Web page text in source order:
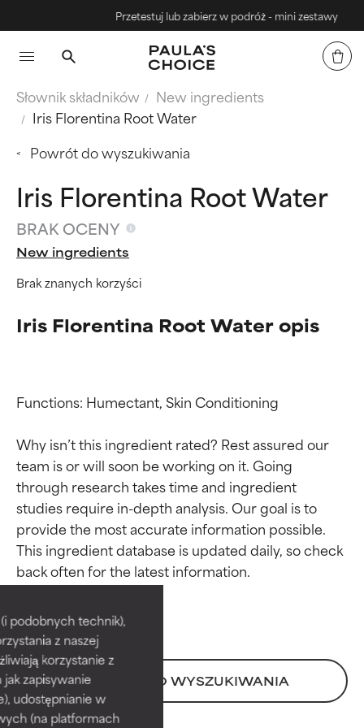
podobnych technik),
z naszej
korzystanie z
zapisywanie
udostępnianie w
(na platformach
Przetestuj lub zabierz w podróż - mini zestawy
Słownik składników
New ingredients
Iris Florentina Root Water
Powrót do wyszukiwania
Iris Florentina Root Water
BRAK OCENY
New ingredients
Brak znanych korzyści
Iris Florentina Root Water opis
Functions: Humectant, Skin Conditioning
Why isn’t this ingredient rated? Rest assured our
team is or will soon be working on it. Going
through research takes time and ingredient
studies require in-depth analysis. Our goal is to
provide the most accurate information possible.
This ingredient database is updated daily, so check
POWRÓT DO WYSZUKIWANIA
Oceny składników
BEST
Udowodnione i potwierdzone
przez niezależne badania.
Wyjątkowy składnik aktywny
odpowiedni dla większości
typów skóry i problemów
Oceny składników
BEST
Udowodnione i potwierdzone
przez niezależne badania.
Wyjątkowy składnik aktywny
odpowiedni dla większości
typów skóry i problemów